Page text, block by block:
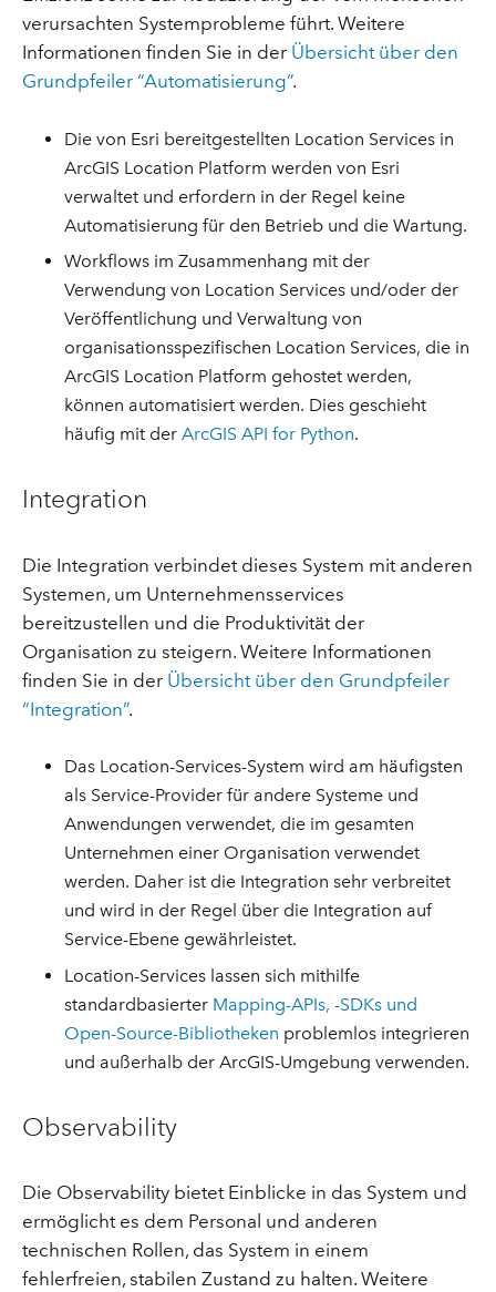
verursachten Systemprobleme führt. Weitere
Informationen finden Sie in der Übersicht über den
Grundpfeiler “Automatisierung”.
Die von Esri bereitgestellten Location Services in
ArcGIS Location Platform werden von Esri
verwaltet und erfordern in der Regel keine
Automatisierung für den Betrieb und die Wartung.
Workflows im Zusammenhang mit der
Verwendung von Location Services und/oder der
Veröffentlichung und Verwaltung von
organisationsspezifischen Location Services, die in
ArcGIS Location Platform gehostet werden,
können automatisiert werden. Dies geschieht
häufig mit derArcGIS API for Python.
Integration
Die Integration verbindet dieses System mit anderen
Systemen, um Unternehmensservices
bereitzustellen und die Produktivität der
Organisation zu steigern. Weitere Informationen
finden Sie in der Übersicht über den Grundpfeiler
“Integration”.
Das Location-Services-System wird am häufigsten
als Service-Provider für andere Systeme und
Anwendungen verwendet, die im gesamten
Unternehmen einer Organisation verwendet
werden. Daher ist die Integration sehr verbreitet
und wird in der Regel über die Integration auf
Service-Ebene gewährleistet.
Location-Services lassen sich mithilfe
standardbasierter Mapping-APIs, -SDKs und
Open-Source-Bibliotheken problemlos integrieren
und außerhalb der ArcGIS-Umgebung verwenden.
Observability
Die Observability bietet Einblicke in das System und
ermöglicht es dem Personal und anderen
technischen Rollen, das System in einem
fehlerfreien, stabilen Zustand zu halten. Weitere